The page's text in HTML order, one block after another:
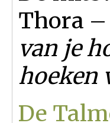
Thora
van je
hoeken
De